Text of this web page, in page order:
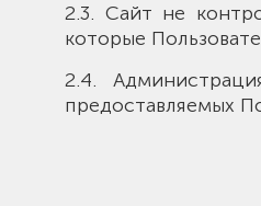
2.3. Сайт не
которые
2.4.
предоставляемых